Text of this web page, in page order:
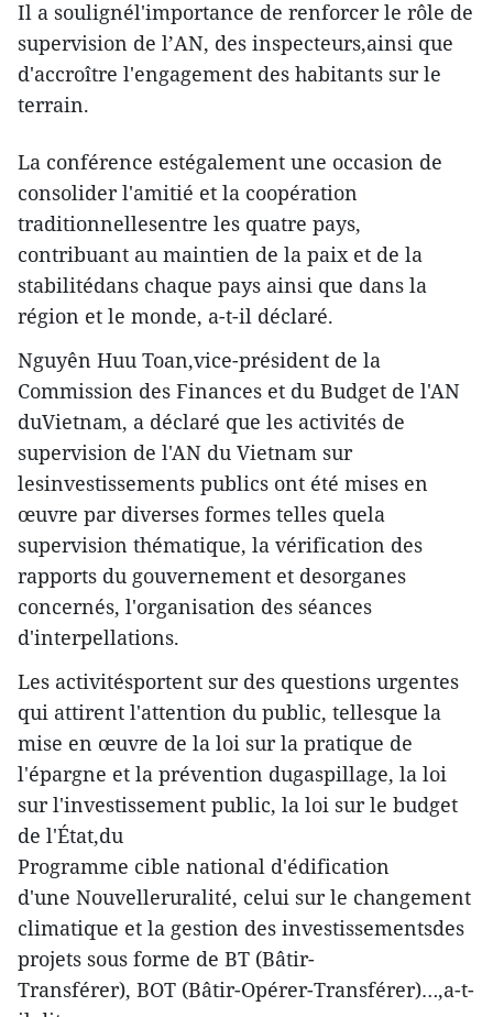
Il a soulignél'importance de renforcer le rôle de
supervision de l’AN, des inspecteurs,ainsi que
d'accroître l'engagement des habitants sur le
terrain.
La conférence estégalement une occasion de
consolider l'amitié et la coopération
traditionnellesentre les quatre pays,
contribuant au maintien de la paix et de la
stabilitédans chaque pays ainsi que dans la
région et le monde, a-t-il déclaré.
Nguyên Huu Toan,vice-président de la
Commission des Finances et du Budget de l'AN
duVietnam, a déclaré que les activités de
supervision de l'AN du Vietnam sur
lesinvestissements publics ont été mises en
œuvre par diverses formes telles quela
supervision thématique, la vérification des
rapports du gouvernement et desorganes
concernés, l'organisation des séances
d'interpellations.
Les activitésportent sur des questions urgentes
qui attirent l'attention du public, tellesque la
mise en œuvre de la loi sur la pratique de
l'épargne et la prévention dugaspillage, la loi
sur l'investissement public, la loi sur le budget
de l'État,du
Programme cible national d'édification
d'une Nouvelleruralité, celui sur le changement
climatique et la gestion des investissementsdes
projets sous forme de BT (Bâtir-
Transférer), BOT (Bâtir-Opérer-Transférer)…,a-t-